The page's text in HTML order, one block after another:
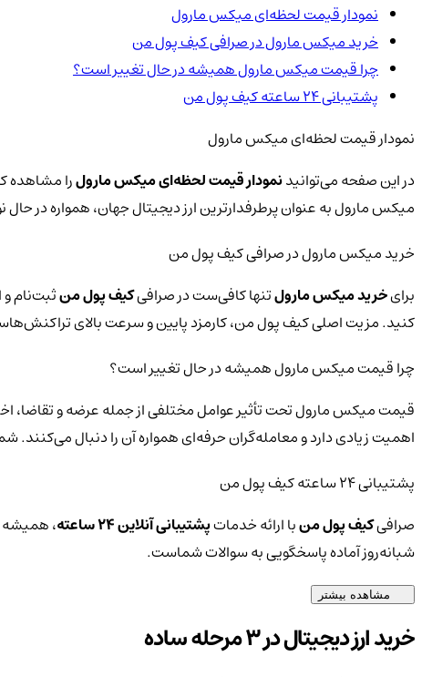
نمودار قیمت لحظه‌ای میکس مارول
خرید میکس مارول در صرافی کیف پول من
چرا قیمت میکس مارول همیشه در حال تغییر است؟
پشتیبانی ۲۴ ساعته کیف پول من
نمودار قیمت لحظه‌ای میکس مارول
در این صفحه می‌توانیدنمودار قیمت لحظه‌ای میکس مارولرا مشاهده
میکس مارول به عنوان پرطرفدارترین ارز دیجیتال جهان، همواره
خرید میکس مارول در صرافی کیف پول من
برایخرید میکس مارولتنها کافی‌ست در صرافیکیف پول منثبت‌نام
کنید. مزیت اصلی کیف پول من، کارمزد پایین و سرعت بالای
چرا قیمت میکس مارول همیشه در حال تغییر است؟
قیمت میکس مارول تحت تأثیر عوامل مختلفی از جمله عرضه و تقاضا،
اهمیت زیادی دارد و معامله‌گران حرفه‌ای همواره آن را دنبال
پشتیبانی ۲۴ ساعته کیف پول من
صرافیکیف پول منبا ارائه خدماتپشتیبانی آنلاین ۲۴ ساعته ، همیشه
شبانه‌روز آماده پاسخگویی به سوالات شماست.
مشاهده بیشتر
خرید ارز دیجیتال در 3 مرحله ساده